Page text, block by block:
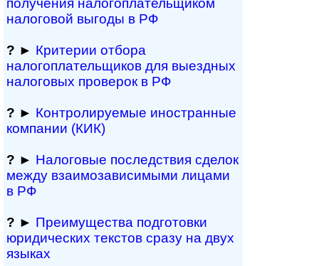
получения налогоплательщиком
налоговой выгоды в РФ
? ► Критерии отбора
налогоплательщиков для выездных
налоговых проверок в РФ
? ► Контролируемые иностранные
компании (КИК)
? ► Налоговые последствия сделок
между взаимозави­симыми лицами
в РФ
? ► Преимущества под­гото­вки
юри­ди­чес­ких тек­с­тов сразу на двух
языках